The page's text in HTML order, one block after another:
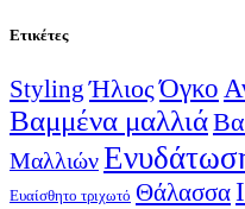
Ετικέτες
Styling Ήλιος Όγκο
Βαμμένα μαλλιά
Μαλλιών
Ευαίσθητο τριχωτό Θάλασσα